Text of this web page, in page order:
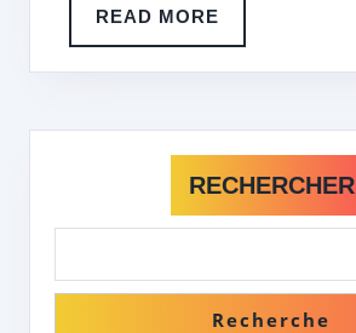
READ MORE
MORE
RECHERCHER
Recherche